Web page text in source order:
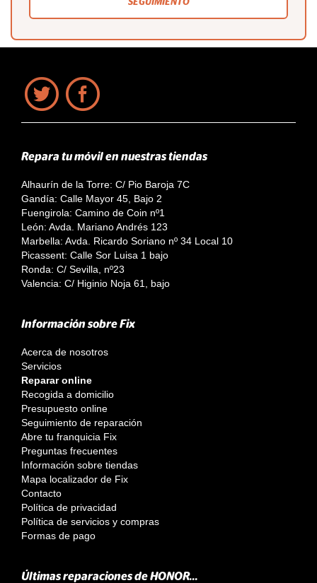
Repara tu móvil en nuestras tiendas
Alhaurín de la Torre: C/ Pio Baroja 7C
Gandía: Calle Mayor 45, Bajo 2
Fuengirola: Camino de Coin nº1
León: Avda. Mariano Andrés 123
Marbella: Avda. Ricardo Soriano nº 34 Local 10
Picassent: Calle Sor Luisa 1 bajo
Ronda: C/ Sevilla, nº23
Valencia: C/ Higinio Noja 61, bajo
Información sobre Fix
Acerca de nosotros
Servicios
Reparar online
Recogida a domicilio
Presupuesto online
Seguimiento de reparación
Abre tu franquicia Fix
Preguntas frecuentes
Información sobre tiendas
Mapa localizador de Fix
Contacto
Política de privacidad
Política de servicios y compras
Formas de pago
Últimas reparaciones de HONOR...